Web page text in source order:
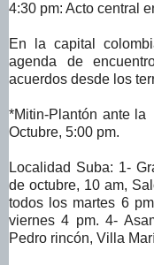
4:30 pm: Acto central
En la capital
agenda de
acuerdos desde los
*Mitin-Plantón ante
Octubre, 5:00 pm.
Localidad Suba: 1-
de octubre, 10 am,
todos los martes 6
viernes 4 pm. 4-
Pedro rincón, Villa